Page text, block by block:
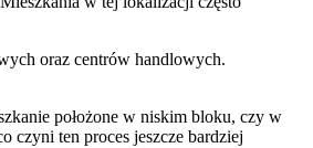
oraz centrów handlowych.
położone w niskim bloku, czy w
czyni ten proces jeszcze bardziej